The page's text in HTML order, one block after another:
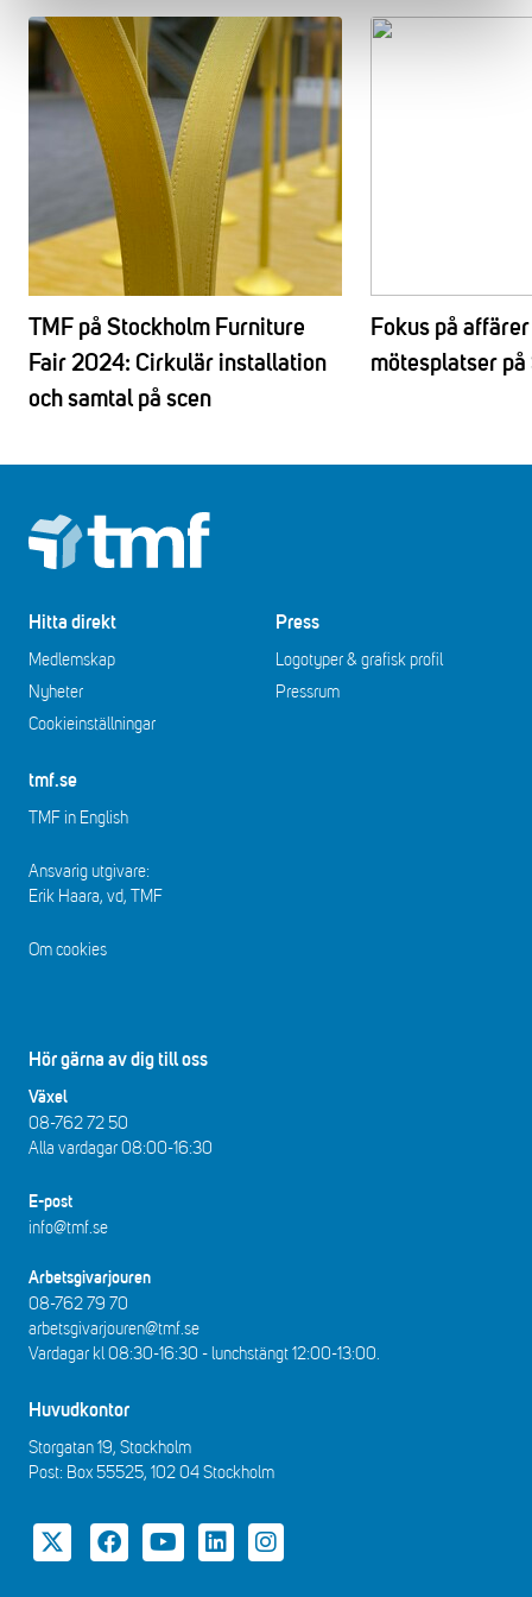
TMF på Stockholm Furniture
Fair 2024: Cirkulär installation
och samtal på scen
Fokus på
mötesplatser
Footer
Hitta direkt
Medlemskap
Nyheter
Cookieinställningar
Press
Logotyper & grafisk profil
Pressrum
tmf.se
TMF in English
Ansvarig utgivare:
Erik Haara, vd, TMF
Om cookies
Hör gärna av dig till oss
Växel
08-762 72 50
Alla vardagar 08:00-16:30​​
E-post
info@tmf.se
Arbetsgivarjouren
08-762 79 70
arbetsgivarjouren@tmf.se
Vardagar kl 08:30-16:30 - lunchstängt 12:00-13:00​.
Huvudkontor
Storgatan 19, Stockholm
Post: Box 55525, 102 04 Stockholm
TwitterFacebook
YouTubeLinkedInInstagram